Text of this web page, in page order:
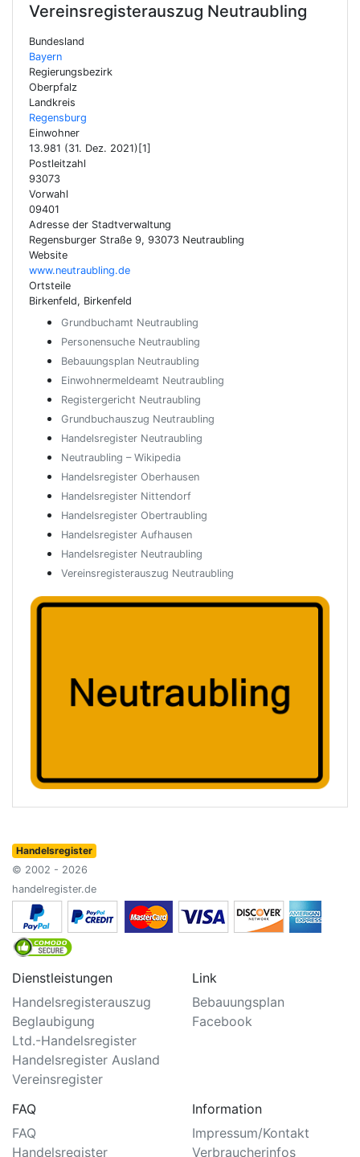
Vereinsregisterauszug Neutraubling
Bundesland
Bayern
Regierungsbezirk
Oberpfalz
Landkreis
Regensburg
Einwohner
13.981 (31. Dez. 2021)[1]
Postleitzahl
93073
Vorwahl
09401
Adresse der Stadtverwaltung
Regensburger Straße 9, 93073 Neutraubling
Website
www.neutraubling.de
Ortsteile
Birkenfeld, Birkenfeld
Grundbuchamt Neutraubling
Personensuche Neutraubling
Bebauungsplan Neutraubling
Einwohnermeldeamt Neutraubling
Registergericht Neutraubling
Grundbuchauszug Neutraubling
Handelsregister Neutraubling
Neutraubling – Wikipedia
Handelsregister Oberhausen
Handelsregister Nittendorf
Handelsregister Obertraubling
Handelsregister Aufhausen
Handelsregister Neutraubling
Vereinsregisterauszug Neutraubling
Handelsregister
© 2002 - 2026
handelregister.de
Dienstleistungen
Handelsregisterauszug
Beglaubigung
Ltd.-Handelsregister
Handelsregister Ausland
Vereinsregister
Link
Bebauungsplan
Facebook
FAQ
FAQ
Handelsregister
Information
Impressum/Kontakt
Verbraucherinfos